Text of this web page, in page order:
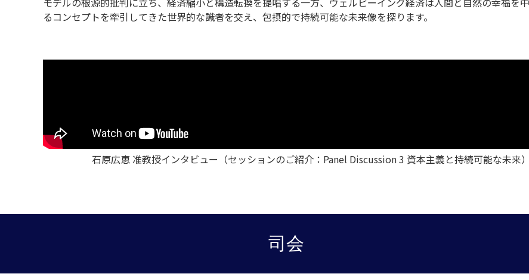
るコンセプトを牽引してきた世界的な識者を交え、包摂的で持続可能な未来像を探ります。
石原広恵 准教授インタビュー（セッションのご紹介：Panel Discussion 3 資本主義と持続可能な未来）
司会